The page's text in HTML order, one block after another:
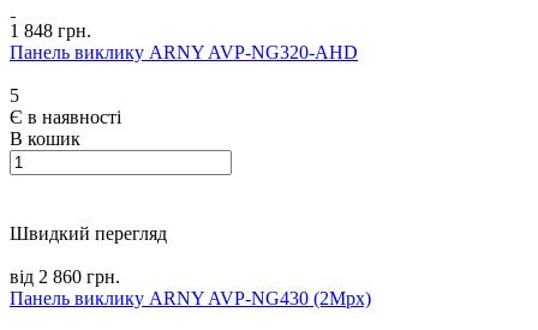
1 848 грн.
Панель виклику ARNY AVP-NG320-AHD
5
Є в наявності
В кошик
Швидкий перегляд
від 2 860 грн.
Панель виклику ARNY AVP-NG430 (2Mpx)